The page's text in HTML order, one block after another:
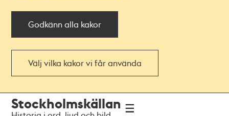
Godkänn alla kakor
Välj vilka kakor vi får använda
navigationen
huvudinnehållet
Stockholmskällan